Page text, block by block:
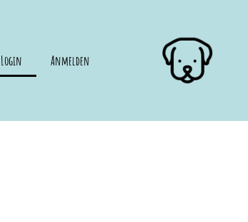
Login Anmelden